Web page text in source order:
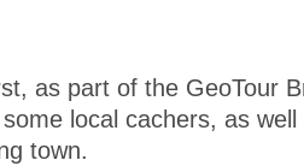
as part of the GeoTour
local cachers, as
town.